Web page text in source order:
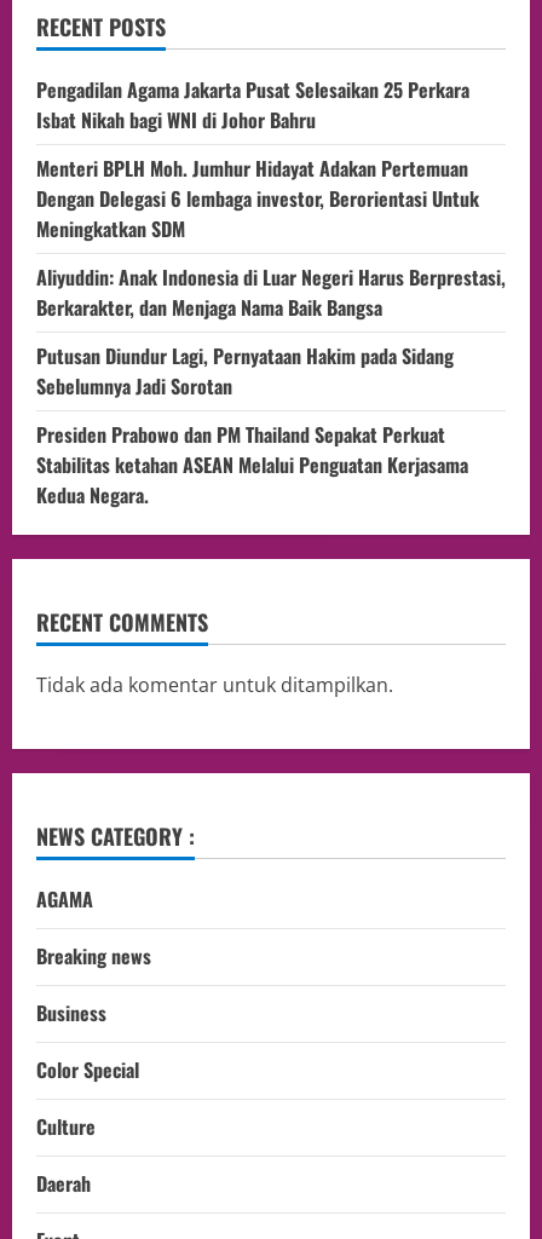
RECENT POSTS
Pengadilan Agama Jakarta Pusat Selesaikan 25 Perkara
Isbat Nikah bagi WNI di Johor Bahru
Menteri BPLH Moh. Jumhur Hidayat Adakan Pertemuan
Dengan Delegasi 6 lembaga investor, Berorientasi Untuk
Meningkatkan SDM
Aliyuddin: Anak Indonesia di Luar Negeri Harus Berprestasi,
Berkarakter, dan Menjaga Nama Baik Bangsa
Putusan Diundur Lagi, Pernyataan Hakim pada Sidang
Sebelumnya Jadi Sorotan
Presiden Prabowo dan PM Thailand Sepakat Perkuat
Stabilitas ketahan ASEAN Melalui Penguatan Kerjasama
Kedua Negara.
RECENT COMMENTS
Tidak ada komentar untuk ditampilkan.
NEWS CATEGORY :
AGAMA
Breaking news
Business
Color Special
Culture
Daerah